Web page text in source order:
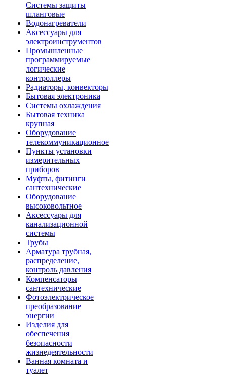
Системы защиты
шланговые
Водонагреватели
Аксессуары для
электроинструментов
Промышленные
программируемые
логические
контроллеры
Радиаторы, конвекторы
Бытовая электроника
Системы охлаждения
Бытовая техника
крупная
Оборудование
телекоммуникационное
Пункты установки
измерительных
приборов
Муфты, фитинги
сантехнические
Оборудование
высоковольтное
Аксессуары для
канализационной
системы
Трубы
Арматура трубная,
распределение,
контроль давления
Компенсаторы
сантехнические
Фотоэлектрическое
преобразование
энергии
Изделия для
обеспечения
безопасности
жизнедеятельности
Ванная комната и
туалет